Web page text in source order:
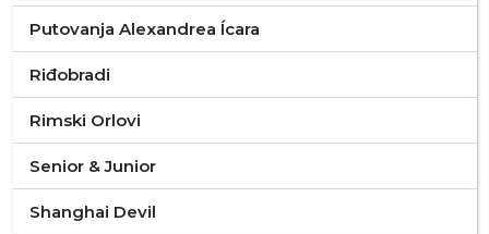
Putovanja Alexandrea Ícara
Riđobradi
Rimski Orlovi
Senior & Junior
Shanghai Devil